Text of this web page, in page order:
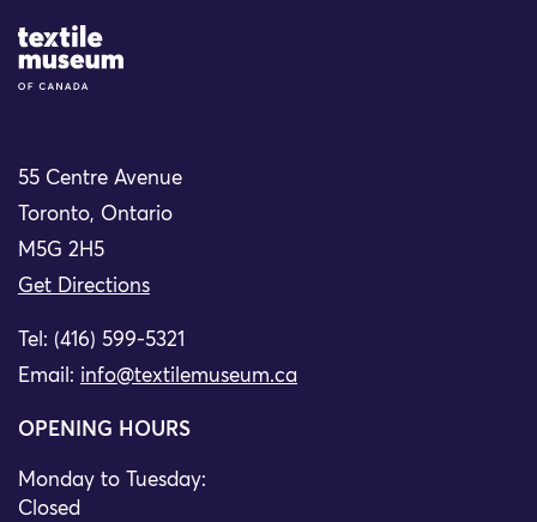
Site Logo
55 Centre Avenue
Toronto, Ontario
M5G 2H5
Get Directions
Tel: (416) 599-5321
Email: info@textilemuseum.ca
OPENING HOURS
Monday to Tuesday:
Closed